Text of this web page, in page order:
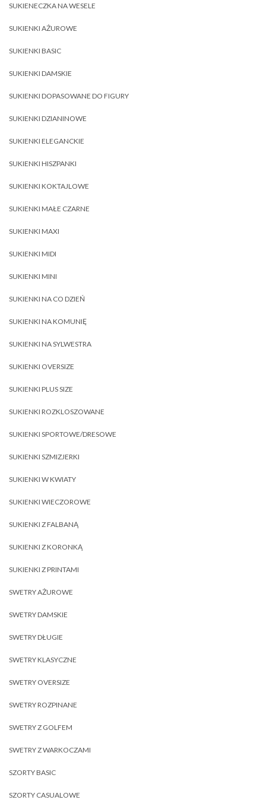
SUKIENECZKA NA WESELE
SUKIENKI AŻUROWE
SUKIENKI BASIC
SUKIENKI DAMSKIE
SUKIENKI DOPASOWANE DO FIGURY
SUKIENKI DZIANINOWE
SUKIENKI ELEGANCKIE
SUKIENKI HISZPANKI
SUKIENKI KOKTAJLOWE
SUKIENKI MAŁE CZARNE
SUKIENKI MAXI
SUKIENKI MIDI
SUKIENKI MINI
SUKIENKI NA CO DZIEŃ
SUKIENKI NA KOMUNIĘ
SUKIENKI NA SYLWESTRA
SUKIENKI OVERSIZE
SUKIENKI PLUS SIZE
SUKIENKI ROZKLOSZOWANE
SUKIENKI SPORTOWE/DRESOWE
SUKIENKI SZMIZJERKI
SUKIENKI W KWIATY
SUKIENKI WIECZOROWE
SUKIENKI Z FALBANĄ
SUKIENKI Z KORONKĄ
SUKIENKI Z PRINTAMI
SWETRY AŻUROWE
SWETRY DAMSKIE
SWETRY DŁUGIE
SWETRY KLASYCZNE
SWETRY OVERSIZE
SWETRY ROZPINANE
SWETRY Z GOLFEM
SWETRY Z WARKOCZAMI
SZORTY BASIC
SZORTY CASUALOWE